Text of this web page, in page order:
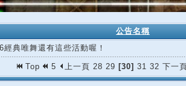
公告名稱
經典唯舞還有這些活動喔！
Top 5 上一頁 28 29 [30] 31 32 下一